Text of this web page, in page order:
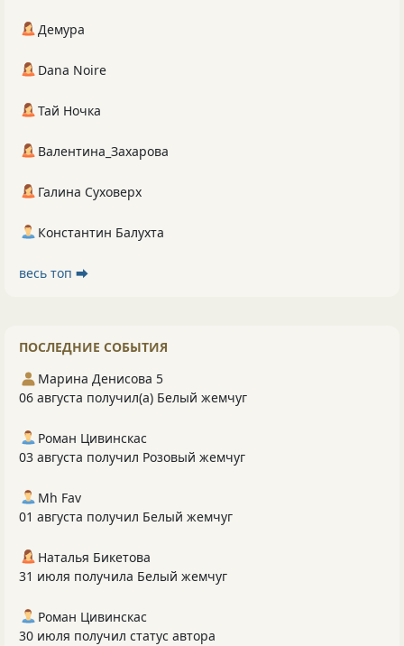
Демура
Dana Noire
Тай Ночка
Валентина_Захарова
Галина Суховерх
Константин Балухта
весь топ ⮕
ПОСЛЕДНИЕ СОБЫТИЯ
Марина Денисова 5
06 августа получил(а) Белый жемчуг
Роман Цивинскас
03 августа получил Розовый жемчуг
Mh Fav
01 августа получил Белый жемчуг
Наталья Бикетова
31 июля получила Белый жемчуг
Роман Цивинскас
30 июля получил статус автора